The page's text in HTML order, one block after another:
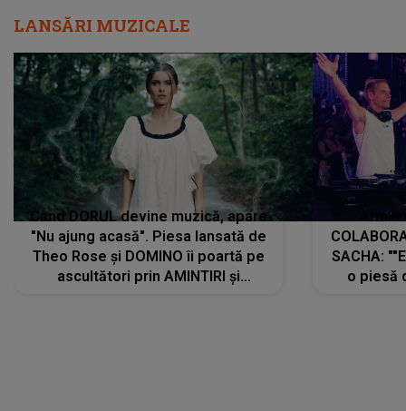
LANSĂRI MUZICALE
Când DORUL devine muzică, apare
"Nu ajung acasă". Piesa lansată de
Theo Rose și DOMINO îi poartă pe
ascultători prin AMINTIRI și
SACHA:
o piesă